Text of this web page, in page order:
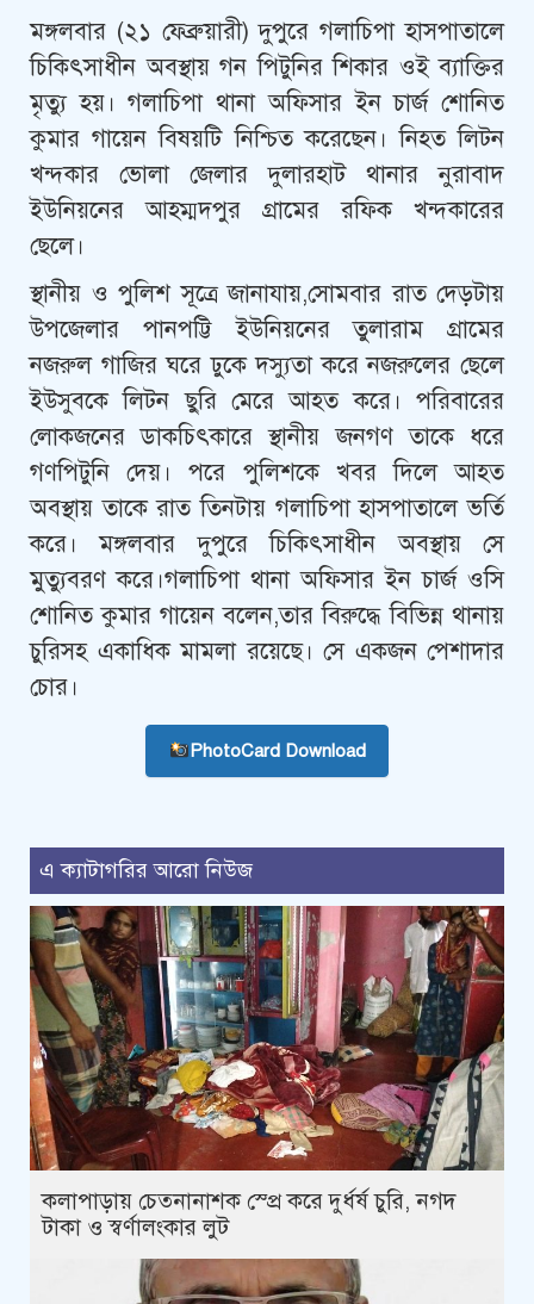
মঙ্গলবার (২১ ফেব্রুয়ারী) দুপুরে গলাচিপা হাসপাতালে
চিকিৎসাধীন অবস্থায় গন পিটুনির শিকার ওই ব্যাক্তির
মৃত্যু হয়। গলাচিপা থানা অফিসার ইন চার্জ শোনিত
কুমার গায়েন বিষয়টি নিশ্চিত করেছেন। নিহত লিটন
খন্দকার ভোলা জেলার দুলারহাট থানার নুরাবাদ
ইউনিয়নের আহম্মদপুর গ্রামের রফিক খন্দকারের
ছেলে।
স্থানীয় ও পুলিশ সূত্রে জানাযায়,সোমবার রাত দেড়টায়
উপজেলার পানপট্টি ইউনিয়নের তুলারাম গ্রামের
নজরুল গাজির ঘরে ঢুকে দস্যুতা করে নজরুলের ছেলে
ইউসুবকে লিটন ছুরি মেরে আহত করে। পরিবারের
লোকজনের ডাকচিৎকারে স্থানীয় জনগণ তাকে ধরে
গণপিটুনি দেয়। পরে পুলিশকে খবর দিলে আহত
অবস্থায় তাকে রাত তিনটায় গলাচিপা হাসপাতালে ভর্তি
করে। মঙ্গলবার দুপুরে চিকিৎসাধীন অবস্থায় সে
মুত্যুবরণ করে।গলাচিপা থানা অফিসার ইন চার্জ ওসি
শোনিত কুমার গায়েন বলেন,তার বিরুদ্ধে বিভিন্ন থানায়
চুরিসহ একাধিক মামলা রয়েছে। সে একজন পেশাদার
চোর।
PhotoCard Download
এ ক্যাটাগরির আরো নিউজ
কলাপাড়ায় চেতনানাশক স্প্রে করে দুর্ধর্ষ চুরি, নগদ
টাকা ও স্বর্ণালংকার লুট